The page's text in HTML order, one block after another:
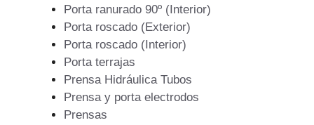
Porta ranurado 90º (Interior)
Porta roscado (Exterior)
Porta roscado (Interior)
Porta terrajas
Prensa Hidráulica Tubos
Prensa y porta electrodos
Prensas